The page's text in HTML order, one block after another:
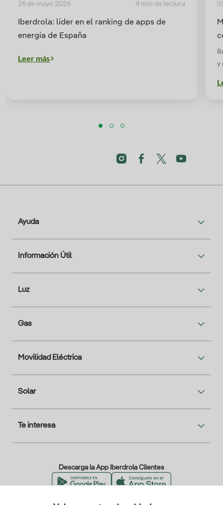
Iberdrola: líder en el ranking de apps de
energía de España
26 de mayo 2026 4 min de lectura
Leer más
y
Ayuda
Información Útil
Luz
Gas
Movilidad Eléctrica
Solar
Te interesa
Descarga la App Iberdrola Clientes